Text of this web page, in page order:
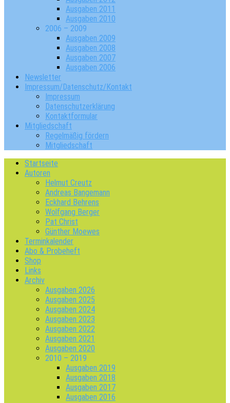
Ausgaben 2011
Ausgaben 2010
2006 – 2009
Ausgaben 2009
Ausgaben 2008
Ausgaben 2007
Ausgaben 2006
Newsletter
Impressum/Datenschutz/Kontakt
Impressum
Datenschutzerklärung
Kontaktformular
Mitgliedschaft
Regelmäßig fördern
Mitgliedschaft
Startseite
Autoren
Helmut Creutz
Andreas Bangemann
Eckhard Behrens
Wolfgang Berger
Pat Christ
Günther Moewes
Terminkalender
Abo & Probeheft
Shop
Links
Archiv
Ausgaben 2026
Ausgaben 2025
Ausgaben 2024
Ausgaben 2023
Ausgaben 2022
Ausgaben 2021
Ausgaben 2020
2010 – 2019
Ausgaben 2019
Ausgaben 2018
Ausgaben 2017
Ausgaben 2016